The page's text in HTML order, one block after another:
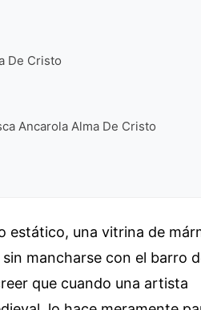
De Cristo
Ancarola Alma De Cristo
estático, una vitrina de
mancharse con el barro
que cuando una artista